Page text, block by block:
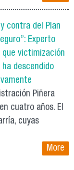
contra del Plan
Experto
que victimización
ha descendido
Piñera
cuatro años. El
cuyas
More